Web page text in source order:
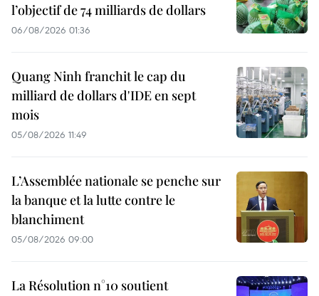
l’objectif de 74 milliards de dollars
06/08/2026 01:36
Quang Ninh franchit le cap du
milliard de dollars d'IDE en sept
mois
05/08/2026 11:49
L’Assemblée nationale se penche sur
la banque et la lutte contre le
blanchiment
05/08/2026 09:00
La Résolution n°10 soutient